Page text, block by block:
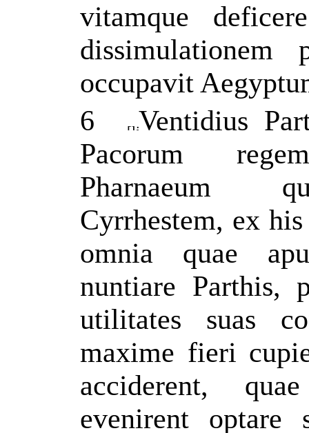
vitamque
dissimulationem
occupavit
6
Ventidius
Pacorum
Pharnaeum
Cyrrhestem, ex
omnia quae
nuntiare Parthis,
utilitates suas
maxime fieri
acciderent,
evenirent optare